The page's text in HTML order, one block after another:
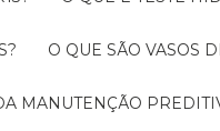
O QUE SÃO
MANUTENÇÃO